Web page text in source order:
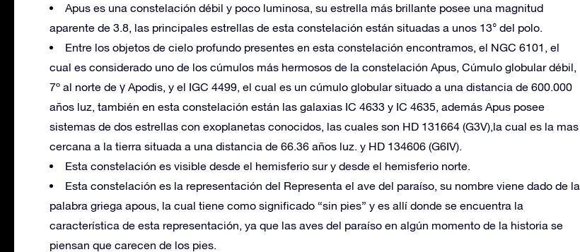
Apus es una constelación débil y poco luminosa, su estrella más brillante posee una magnitud
aparente de 3.8, las principales estrellas de esta constelación están situadas a unos 13° del polo.
Entre los objetos de cielo profundo presentes en esta constelación encontramos, el NGC 6101, el
cual es considerado uno de los cúmulos más hermosos de la constelación Apus, Cúmulo globular débil,
7º al norte de γ Apodis, y el IGC 4499, el cual es un cúmulo globular situado a una distancia de 600.000
años luz, también en esta constelación están las galaxias IC 4633 y IC 4635, además Apus posee
sistemas de dos estrellas con exoplanetas conocidos, las cuales son HD 131664 (G3V),la cual es la mas
cercana a la tierra situada a una distancia de 66.36 años luz. y HD 134606 (G6IV).
Esta constelación es visible desde el hemisferio sur y desde el hemisferio norte.
Esta constelación es la representación del Representa el ave del paraíso, su nombre viene dado de la
palabra griega apous, la cual tiene como significado “sin pies” y es allí donde se encuentra la
característica de esta representación, ya que las aves del paraíso en algún momento de la historia se
piensan que carecen de los pies.